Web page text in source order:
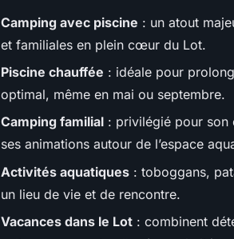
Camping avec piscine : un atout
et familiales en plein cœur du Lot.
Piscine chauffée : idéale pour
optimal, même en mai ou septembre.
Camping familial : privilégié pour son
ses animations autour de l’espace
Activités aquatiques : toboggans,
un lieu de vie et de rencontre.
Vacances dans le Lot : combinent